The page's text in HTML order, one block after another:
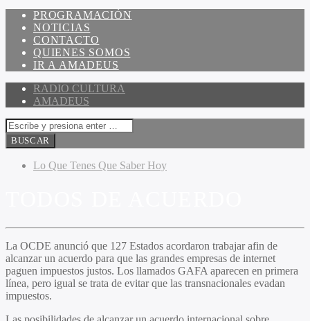
PROGRAMACIÓN
NOTICIAS
CONTACTO
QUIENES SOMOS
IR A AMADEUS
RADIO CULTURA
AMADEUS
Lo Que Tenes Que Saber Hoy
La OCDE anunció que 127 Estados acordaron trabajar afin de
alcanzar un acuerdo para que las grandes empresas de internet
paguen impuestos justos. Los llamados GAFA aparecen en primera
línea, pero igual se trata de evitar que las transnacionales evadan
impuestos.